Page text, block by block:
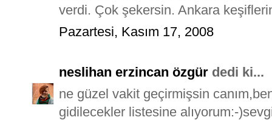
verdi. Çok şekersin. Ankara
Pazartesi, Kasım 17, 2008
neslihan erzincan özgür dedi ki...
ne güzel vakit geçirmişsin
gidilecekler listesine alıyorum:-